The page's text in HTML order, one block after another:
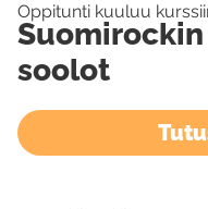
Oppitunti kuuluu
soolot